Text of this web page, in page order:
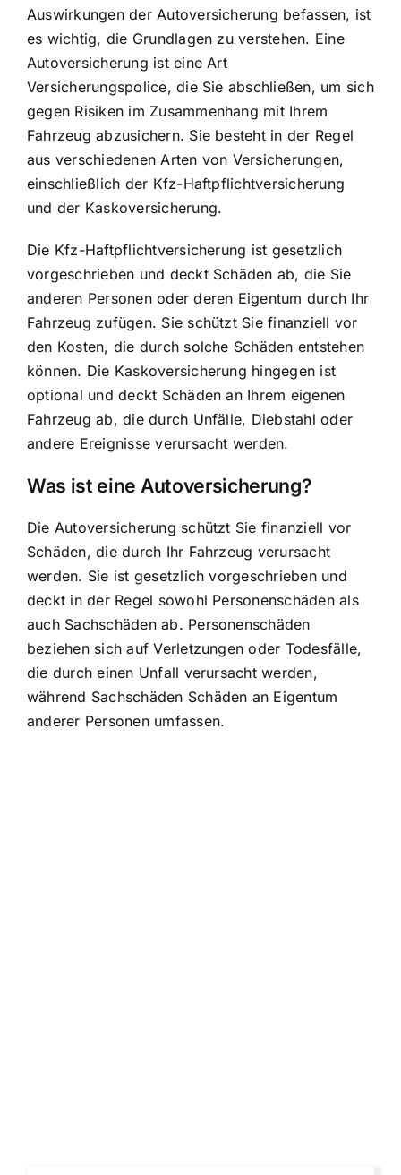
Auswirkungen der Autoversicherung befassen, ist
es wichtig, die Grundlagen zu verstehen. Eine
Autoversicherung ist eine Art
Versicherungspolice, die Sie abschließen, um sich
gegen Risiken im Zusammenhang mit Ihrem
Fahrzeug abzusichern. Sie besteht in der Regel
aus verschiedenen Arten von Versicherungen,
einschließlich der Kfz-Haftpflichtversicherung
und der Kaskoversicherung.
Die Kfz-Haftpflichtversicherung ist gesetzlich
vorgeschrieben und deckt Schäden ab, die Sie
anderen Personen oder deren Eigentum durch Ihr
Fahrzeug zufügen. Sie schützt Sie finanziell vor
den Kosten, die durch solche Schäden entstehen
können. Die Kaskoversicherung hingegen ist
optional und deckt Schäden an Ihrem eigenen
Fahrzeug ab, die durch Unfälle, Diebstahl oder
andere Ereignisse verursacht werden.
Was ist eine Autoversicherung?
Die Autoversicherung schützt Sie finanziell vor
Schäden, die durch Ihr Fahrzeug verursacht
werden. Sie ist gesetzlich vorgeschrieben und
deckt in der Regel sowohl Personenschäden als
auch Sachschäden ab. Personenschäden
beziehen sich auf Verletzungen oder Todesfälle,
die durch einen Unfall verursacht werden,
während Sachschäden Schäden an Eigentum
anderer Personen umfassen.